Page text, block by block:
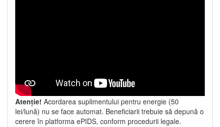
Atenție! Acordarea suplimentului pentru energie (50
lei/lună) nu se face automat. Beneficiarii trebuie să depună o
cerere în platforma ePIDS, conform procedurii legale.